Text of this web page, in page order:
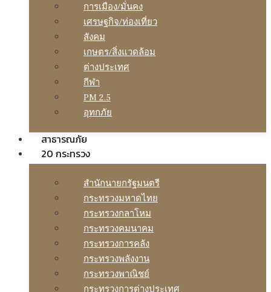
การเมือง/มั่นคง
เศรษฐกิจ/ท่องเที่ยว
สังคม
เกษตร/สิ่งแวดล้อม
ต่างประเทศ
กีฬา
PM 2.5
อุทกภัย
สาธารณภัย
20 กระทรวง
สํานักนายกรัฐมนตรี
กระทรวงมหาดไทย
กระทรวงกลาโหม
กระทรวงคมนาคม
กระทรวงการคลัง
กระทรวงพลังงาน
กระทรวงพาณิชย์
กระทรวงการต่างประเทศ